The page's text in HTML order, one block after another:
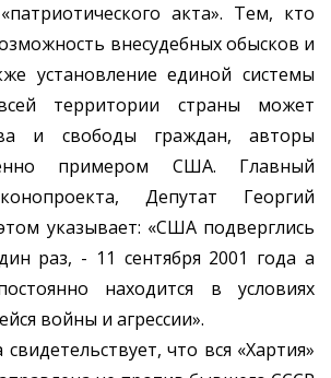
акта». Тем, кто
внесудебных обысков и
установление единой системы
территории страны может
и свободы граждан, авторы
примером США. Главный
Депутат Георгий
указывает: «США подверглись
раз, - 11 сентября 2001 года а
находится в условиях
войны и агрессии».
что вся «Хартия»